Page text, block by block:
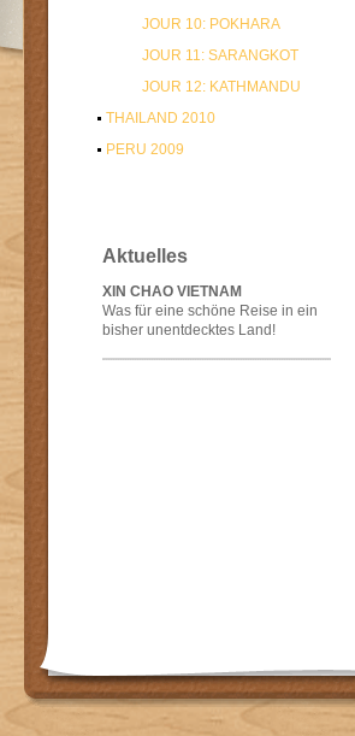
JOUR 10: POKHARA
JOUR 11: SARANGKOT
JOUR 12: KATHMANDU
THAILAND 2010
PERU 2009
Aktuelles
XIN CHAO VIETNAM
Was für eine schöne Reise in ein
bisher unentdecktes Land!